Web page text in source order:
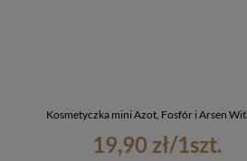
Kosmetyczka mini Azot, Fosfór i Arsen
19,90 zł/1szt.